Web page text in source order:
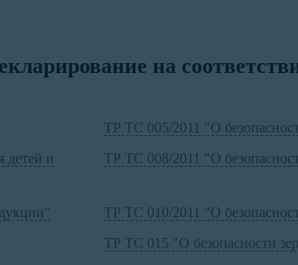
на
ТР ТС 005/2011 "О
детей и
ТР ТС 008/2011 "О
ТР ТС 010/2011 "О
ТР ТС 015 "О безопасности